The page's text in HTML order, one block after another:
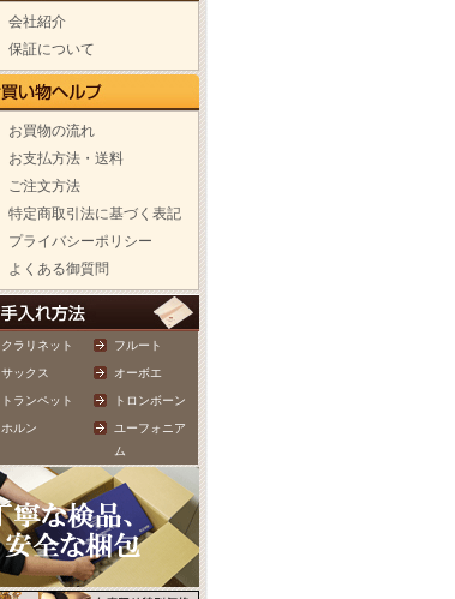
会社紹介
保証について
お買物の流れ
お支払方法・送料
ご注文方法
特定商取引法に基づく表記
プライバシーポリシー
よくある御質問
クラリネット フルート
サックス オーボエ
トランペット トロンボーン
ホルン
ユーフォニア
ム